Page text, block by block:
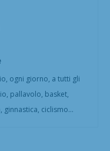
ogni giorno, a tutti gli
pallavolo, basket,
ciclismo...